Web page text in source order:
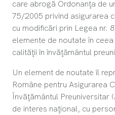
care abrogă Ordonanţa de
75/2005 privind asigurarea
cu modificări prin Legea nr.
elemente de noutate în
calităţii în învăţământul
Un element de noutate îl
Române pentru Asigurarea
Învăţământul Preuniversitar
de interes naţional, cu